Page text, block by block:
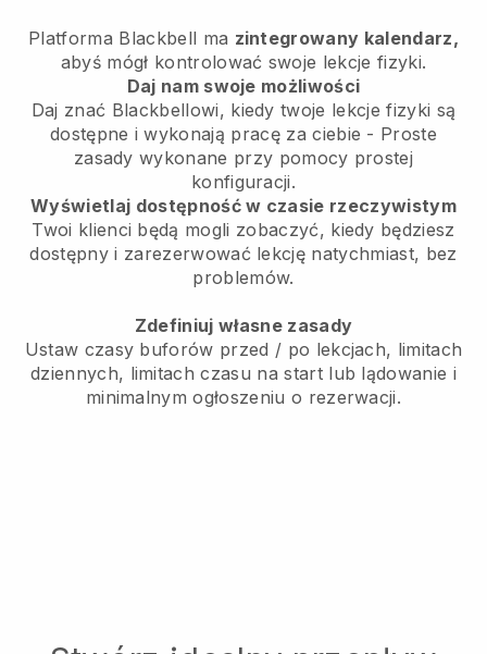
Platforma Blackbell ma zintegrowany kalendarz,
abyś mógł kontrolować swoje lekcje fizyki.
Daj nam swoje możliwości
Daj znać Blackbellowi, kiedy twoje lekcje fizyki są
dostępne i wykonają pracę za ciebie - Proste
zasady wykonane przy pomocy prostej
konfiguracji.
Wyświetlaj dostępność w czasie rzeczywistym
Twoi klienci będą mogli zobaczyć, kiedy będziesz
dostępny i zarezerwować lekcję natychmiast, bez
problemów.
Zdefiniuj własne zasady
Ustaw czasy buforów przed / po lekcjach, limitach
dziennych, limitach czasu na start lub lądowanie i
minimalnym ogłoszeniu o rezerwacji.